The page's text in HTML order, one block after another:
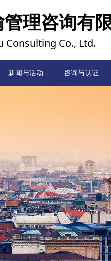
首页
新闻与活动 咨询与认证
理咨询有
Consulting Co., Ltd.